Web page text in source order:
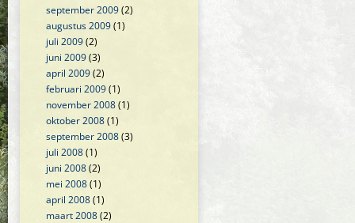
september 2009(2)
augustus 2009(1)
juli 2009(2)
juni 2009(3)
april 2009(2)
februari 2009(1)
november 2008(1)
oktober 2008(1)
september 2008(3)
juli 2008(1)
juni 2008(2)
mei 2008(1)
april 2008(1)
maart 2008(2)